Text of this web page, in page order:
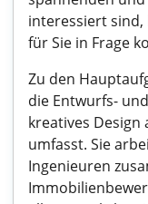
interessiert
für Sie in Frage
Zu den
die Entwurfs-
kreatives Design
umfasst. Sie
Ingenieuren